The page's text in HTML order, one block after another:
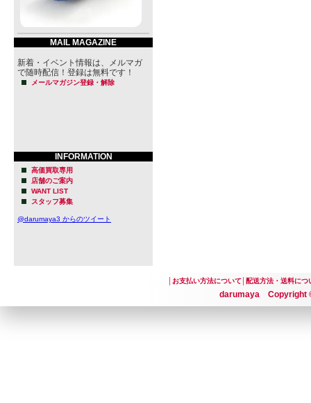
MAIL MAGAZINE
新着・イベント情報は、メルマガ
で随時配信！登録は無料です！
メールマガジン登録・解除
INFORMATION
高価買取専用
店舗のご案内
WANT LIST
スタッフ募集
@darumaya3 からのツイート
お支払い方法について│ 配送方法・送料につ
darumaya Copyright